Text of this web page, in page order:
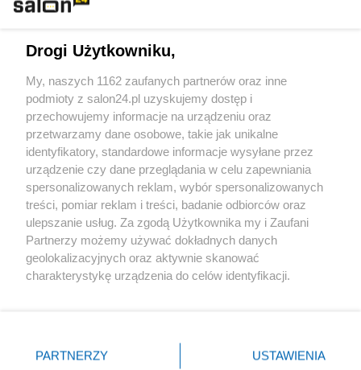
Sport
Społeczeństwo
Kultura
X Facebook Instagram Youtube
Drogi Użytkowniku,
My, naszych 1162 zaufanych partnerów oraz inne
podmioty z salon24.pl uzyskujemy dostęp i
przechowujemy informacje na urządzeniu oraz
przetwarzamy dane osobowe, takie jak unikalne
identyfikatory, standardowe informacje wysyłane przez
urządzenie czy dane przeglądania w celu zapewniania
spersonalizowanych reklam, wybór spersonalizowanych
treści, pomiar reklam i treści, badanie odbiorców oraz
ulepszanie usług. Za zgodą Użytkownika my i Zaufani
Partnerzy możemy używać dokładnych danych
geolokalizacyjnych oraz aktywnie skanować
charakterystykę urządzenia do celów identyfikacji.
zmienić/wycofać klikając przycisk ustawień prywatności
znajdujący się w lewym dolnym rogu strony
PARTNERZY USTAWIENIA